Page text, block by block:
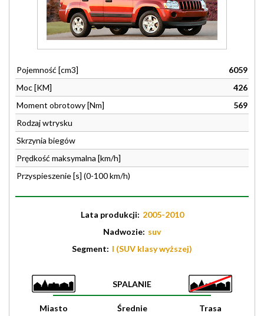
Pojemność [cm3]
6059
Moc [KM]
426
Moment obrotowy [Nm]
569
Rodzaj wtrysku
Skrzynia biegów
Prędkość maksymalna [km/h]
Przyspieszenie [s] (0-100 km/h)
Lata produkcji: 2005-2010
Nadwozie: suv
Segment: I (SUV klasy wyższej)
SPALANIE
Miasto Średnie Trasa